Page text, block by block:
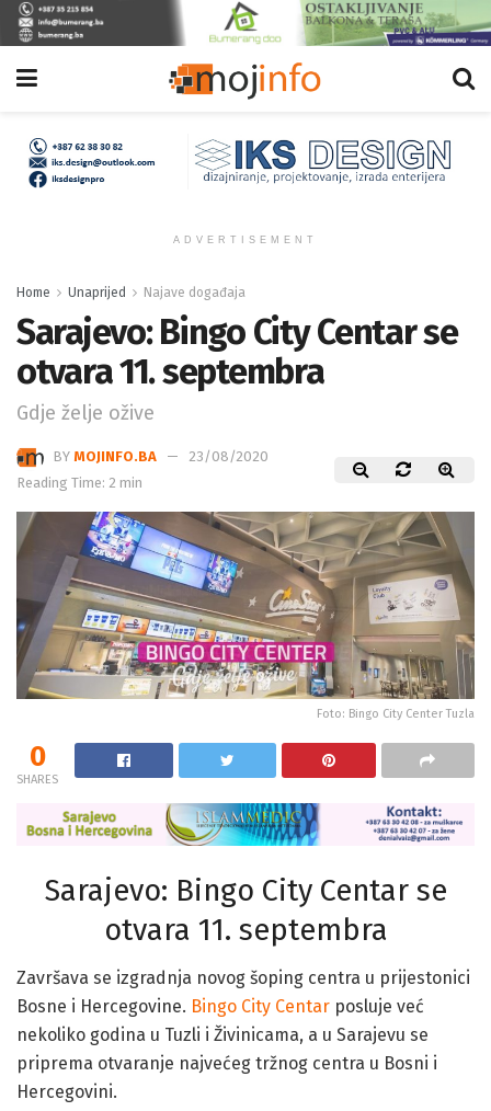
ADVERTISEMENT
Home Unaprijed Najave događaja
Sarajevo: Bingo City Centar se
otvara 11. septembra
Gdje želje ožive
BY MOJINFO.BA
23/08/2020
Reading Time: 2 min
Foto: Bingo City Center Tuzla
0
SHARES
Sarajevo: Bingo City Centar se
otvara 11. septembra
Završava se izgradnja novog šoping centra u prijestonici
Bosne i Hercegovine. Bingo City Centar posluje već
nekoliko godina u Tuzli i Živinicama, a u Sarajevu se
priprema otvaranje najvećeg tržnog centra u Bosni i
Hercegovini.